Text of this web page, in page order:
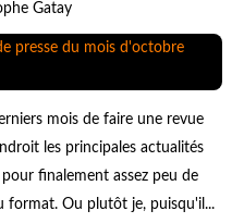
Gatay
mois de faire une revue
les principales actualités
finalement assez peu de
format. Ou plutôt je, puisqu'il...